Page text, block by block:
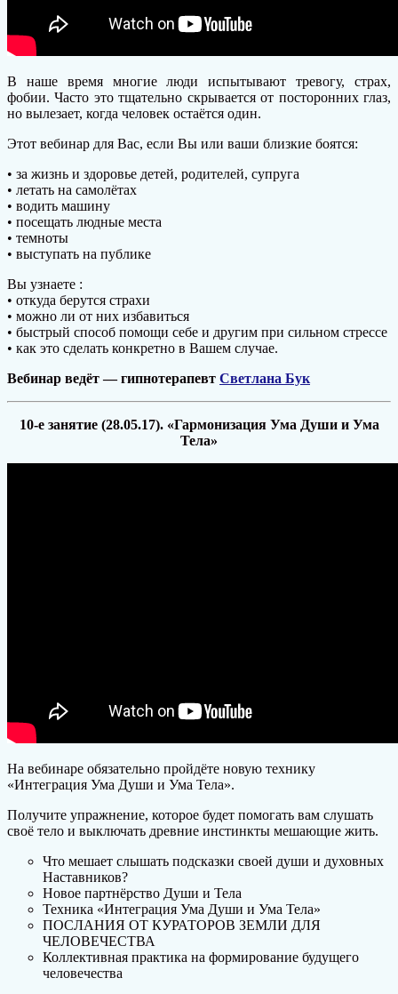
В наше время многие люди испытывают тревогу, страх,
фобии. Часто это тщательно скрывается от посторонних глаз,
но вылезает, когда человек остаётся один.
Этот вебинар для Вас, если Вы или ваши близкие боятся:
• за жизнь и здоровье детей, родителей, супруга
• летать на самолётах
• водить машину
• посещать людные места
• темноты
• выступать на публике
Вы узнаете :
• откуда берутся страхи
• можно ли от них избавиться
• быстрый способ помощи себе и другим при сильном стрессе
• как это сделать конкретно в Вашем случае.
Вебинар ведёт — гипнотерапевт Светлана Бук
10-е занятие (28.05.17). «Гармонизация Ума Души и Ума
Тела»
На вебинаре обязательно пройдёте новую технику
«Интеграция Ума Души и Ума Тела».
Получите упражнение, которое будет помогать вам слушать
своё тело и выключать древние инстинкты мешающие жить.
Что мешает слышать подсказки своей души и духовных
Наставников?
Новое партнёрство Души и Тела
Техника «Интеграция Ума Души и Ума Тела»
ПОСЛАНИЯ ОТ КУРАТОРОВ ЗЕМЛИ ДЛЯ
ЧЕЛОВЕЧЕСТВА
Коллективная практика на формирование будущего
человечества